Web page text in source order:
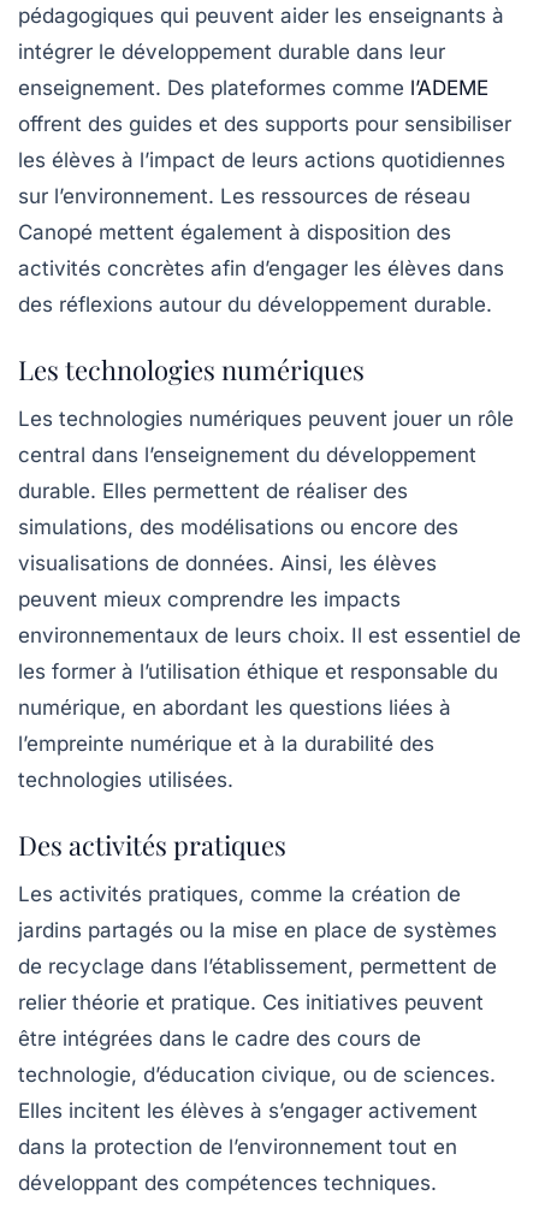
pédagogiques qui peuvent aider les enseignants à
intégrer le développement durable dans leur
enseignement. Des plateformes comme l’ADEME
offrent des guides et des supports pour sensibiliser
les élèves à l’impact de leurs actions quotidiennes
sur l’environnement. Les ressources de réseau
Canopé mettent également à disposition des
activités concrètes afin d’engager les élèves dans
des réflexions autour du développement durable.
Les technologies numériques
Les technologies numériques peuvent jouer un rôle
central dans l’enseignement du développement
durable. Elles permettent de réaliser des
simulations, des modélisations ou encore des
visualisations de données. Ainsi, les élèves
peuvent mieux comprendre les impacts
environnementaux de leurs choix. Il est essentiel de
les former à l’utilisation éthique et responsable du
numérique, en abordant les questions liées à
l’empreinte numérique et à la durabilité des
technologies utilisées.
Des activités pratiques
Les activités pratiques, comme la création de
jardins partagés ou la mise en place de systèmes
de recyclage dans l’établissement, permettent de
relier théorie et pratique. Ces initiatives peuvent
être intégrées dans le cadre des cours de
technologie, d’éducation civique, ou de sciences.
Elles incitent les élèves à s’engager activement
dans la protection de l’environnement tout en
développant des compétences techniques.